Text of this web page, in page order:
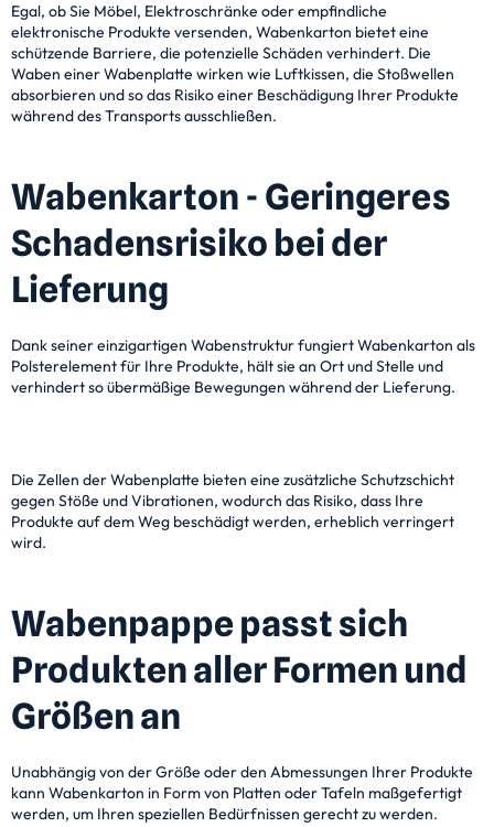
Egal, ob Sie Möbel, Elektroschränke oder empfindliche
elektronische Produkte versenden, Wabenkarton bietet eine
schützende Barriere, die potenzielle Schäden verhindert. Die
Waben einer Wabenplatte wirken wie Luftkissen, die Stoßwellen
absorbieren und so das Risiko einer Beschädigung Ihrer Produkte
während des Transports ausschließen.
Wabenkarton - Geringeres
Schadensrisiko bei der
Lieferung
Dank seiner einzigartigen Wabenstruktur fungiert Wabenkarton als
Polsterelement für Ihre Produkte, hält sie an Ort und Stelle und
verhindert so übermäßige Bewegungen während der Lieferung.
Die Zellen der Wabenplatte bieten eine zusätzliche Schutzschicht
gegen Stöße und Vibrationen, wodurch das Risiko, dass Ihre
Produkte auf dem Weg beschädigt werden, erheblich verringert
wird.
Wabenpappe passt sich
Produkten aller Formen und
Größen an
Unabhängig von der Größe oder den Abmessungen Ihrer Produkte
kann Wabenkarton in Form von Platten oder Tafeln maßgefertigt
werden, um Ihren speziellen Bedürfnissen gerecht zu werden.